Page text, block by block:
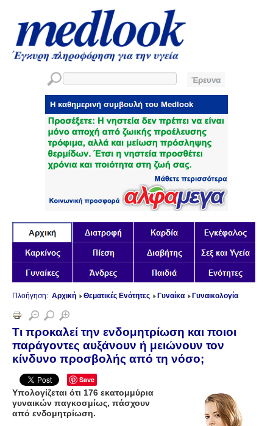
Πλοήγηση: Αρχική Θεματικές Ενότητες Γυναίκα Γυναικολογία
Τι προκαλεί την ενδομητρίωση και ποιοι
παράγοντες αυξάνουν ή μειώνουν τον
κίνδυνο προσβολής από τη νόσο;
Save
Υπολογίζεται ότι 176 εκατομμύρια
γυναικών παγκοσμίως, πάσχουν
από ενδομητρίωση.